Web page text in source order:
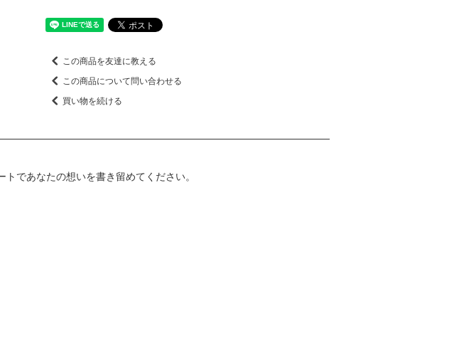
この商品を友達に教える
この商品について問い合わせる
買い物を続ける
であなたの想いを書き留めてください。